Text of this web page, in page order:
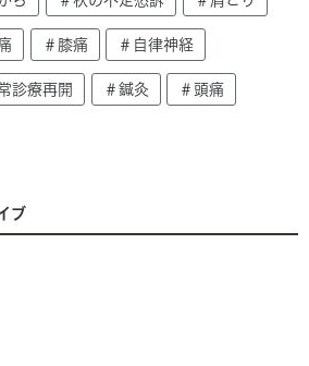
＃膝痛 ＃自律神経
診療再開 ＃鍼灸 ＃頭痛
ブ